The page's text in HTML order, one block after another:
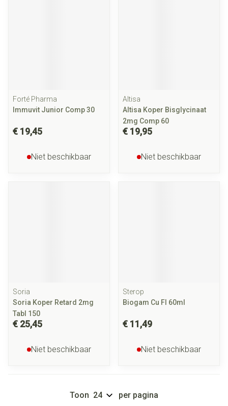
Forté Pharma
Immuvit Junior Comp 30
€ 19,45
Niet beschikbaar
Altisa
Altisa Koper Bisglycinaat
2mg Comp 60
€ 19,95
Niet beschikbaar
Soria
Soria Koper Retard 2mg
Tabl 150
€ 25,45
Niet beschikbaar
Sterop
Biogam Cu Fl 60ml
€ 11,49
Niet beschikbaar
Toon per pagina